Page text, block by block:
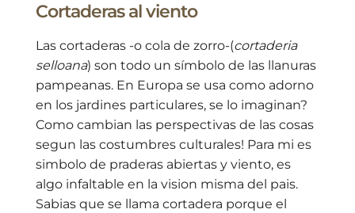
Cortaderas al viento
Las cortaderas -o cola de zorro-(cortaderia
selloana) son todo un símbolo de las llanuras
pampeanas. En Europa se usa como adorno
en los jardines particulares, se lo imaginan?
Como cambian las perspectivas de las cosas
segun las costumbres culturales! Para mi es
simbolo de praderas abiertas y viento, es
algo infaltable en la vision misma del pais.
Sabias que se llama cortadera porque el